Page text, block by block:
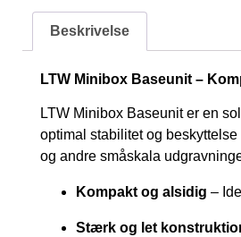
Beskrivelse
LTW Minibox Baseunit –
LTW Minibox Baseunit er en
optimal stabilitet og
og andre småskala
Kompakt og alsidig –
Stærk og let